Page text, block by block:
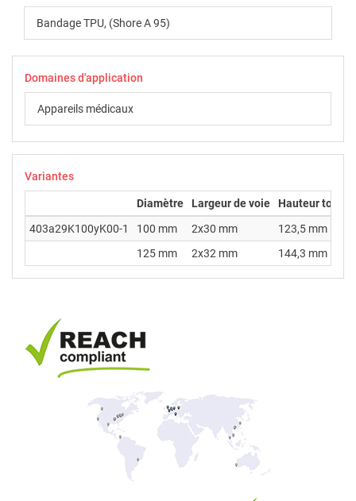
Bandage TPU, (Shore A 95)
Domaines d'application
Appareils médicaux
Variantes
Diamètre Largeur de voie
Hauteur totale
403a29K100yK00-1
100 mm 2x30 mm
123,5 mm
125 mm
2x32 mm 144,3 mm